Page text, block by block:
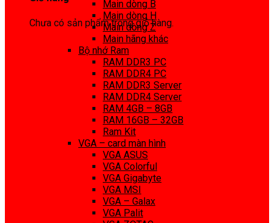
Chưa có sản phẩm trong giỏ hàng.
Main dòng B
Main dòng H
Main dòng Z
Main hãng khác
Bộ nhớ Ram
RAM DDR3 PC
RAM DDR4 PC
RAM DDR3 Server
RAM DDR4 Server
RAM 4GB – 8GB
RAM 16GB – 32GB
Ram Kit
VGA – card màn hình
VGA ASUS
VGA Colorful
VGA Gigabyte
VGA MSI
VGA – Galax
VGA Palit